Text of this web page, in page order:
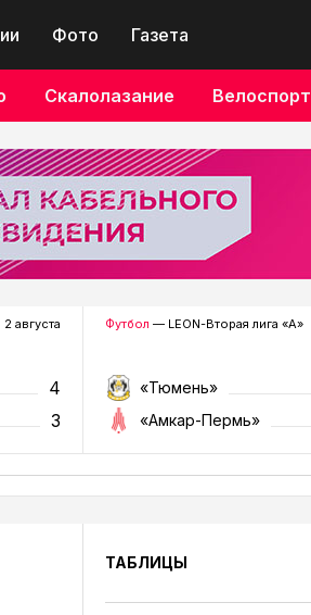
Фото Газета
Скалолазание Велоспорт
2 августа
4
3
Футбол — LEON-Вторая лига «А»
«Тюмень»
«Амкар-Пермь»
ТАБЛИЦЫ